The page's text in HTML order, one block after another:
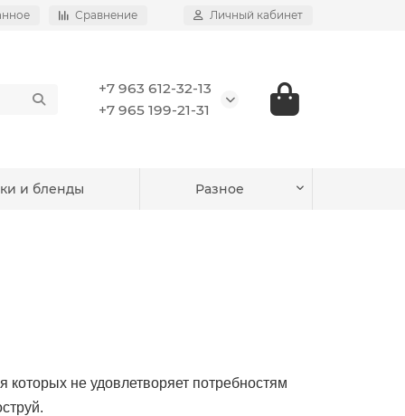
Сравнение Личный кабинет
+7 963 612-32-13
+7 965 199-21-31
и бленды Разное
не удовлетворяет потребностям